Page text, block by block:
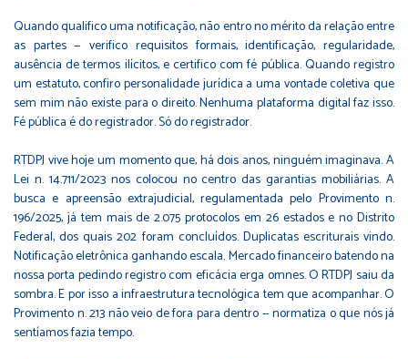
Quando qualifico uma notificação, não entro no mérito da relação entre
as partes — verifico requisitos formais, identificação, regularidade,
ausência de termos ilícitos, e certifico com fé pública. Quando registro
um estatuto, confiro personalidade jurídica a uma vontade coletiva que
sem mim não existe para o direito. Nenhuma plataforma digital faz isso.
Fé pública é do registrador. Só do registrador.
RTDPJ vive hoje um momento que, há dois anos, ninguém imaginava. A
Lei n. 14.711/2023 nos colocou no centro das garantias mobiliárias. A
busca e apreensão extrajudicial, regulamentada pelo Provimento n.
196/2025, já tem mais de 2.075 protocolos em 26 estados e no Distrito
Federal, dos quais 202 foram concluídos. Duplicatas escriturais vindo.
Notificação eletrônica ganhando escala. Mercado financeiro batendo na
nossa porta pedindo registro com eficácia erga omnes. O RTDPJ saiu da
sombra. E por isso a infraestrutura tecnológica tem que acompanhar. O
Provimento n. 213 não veio de fora para dentro — normatiza o que nós já
sentíamos fazia tempo.